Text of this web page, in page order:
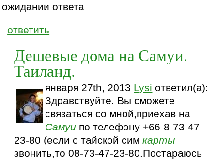
ожидании ответа
ответить
Дешевые дома на Самуи.
Таиланд.
января 27th, 2013 Lysi ответил(а):
Здравствуйте. Вы сможете
связаться со мной,приехав на
Самуи по телефону +66-8-73-47-
23-80 (если с тайской симкарты
звонить,то 08-73-47-23-80.Постараюсь